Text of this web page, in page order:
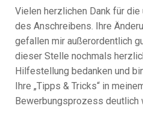
Vielen herzlichen Dank für
des Anschreibens. Ihre
gefallen mir außerordentlich
dieser Stelle nochmals
Hilfestellung bedanken und
Ihre „Tipps & Tricks“ in
Bewerbungsprozess deutlich